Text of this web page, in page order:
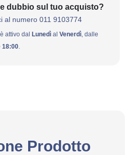
dubbio sul tuo acquisto?
al numero 011 9103774
attivo dal Lunedì al Venerdì, dalle
18:00.
Prodotto